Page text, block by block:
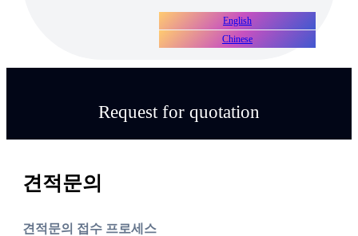
English
Chinese
Request for quotation
견적문의
견적문의 접수 프로세스